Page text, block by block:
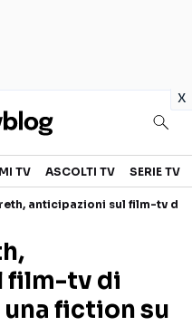
x
SERIE TV
REALITY SHOW
FICTION
TV ASCOLTI TV SERIE TV
anticipazioni sul film-tv di
film-tv di
fiction su